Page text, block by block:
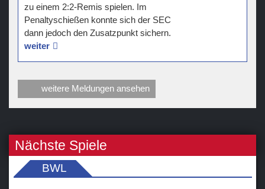
zu einem 2:2-Remis spielen. Im
Penaltyschießen konnte sich der SEC
dann jedoch den Zusatzpunkt sichern.
weiter
weitere Meldungen ansehen
Nächste Spiele
BWL